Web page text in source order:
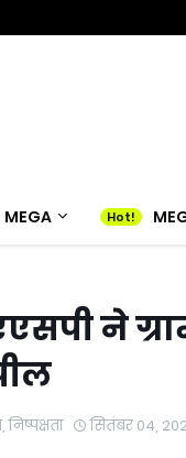
MEGA
ने
सितंबर 04,